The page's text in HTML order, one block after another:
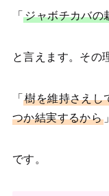
「ジャボチカバの
と言えます。その
「樹を維持さえし
つか結実するから 」
です。